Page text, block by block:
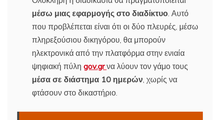
μέσω μιας εφαρμογής στο διαδίκτυο . Αυτό
που προβλέπεται είναι ότι οι δύο πλευρές, μέσω
πληρεξούσιου δικηγόρου, θα μπορούν
ηλεκτρονικά από την πλατφόρμα στην ενιαία
ψηφιακή πύλη gov.grνα λύουν τον γάμο τους
μέσα σε διάστημα 10 ημερών , χωρίς να
φτάσουν στο δικαστήριο.